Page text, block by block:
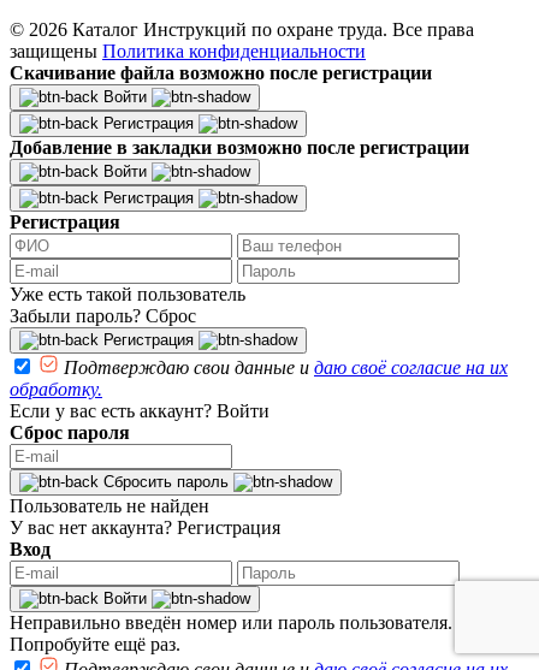
© 2026 Каталог Инструкций по охране труда. Все права
защищены Политика конфиденциальности
Скачивание файла возможно после регистрации
Войти
Регистрация
Добавление в закладки возможно после регистрации
Войти
Регистрация
Регистрация
Уже есть такой пользователь
Забыли пароль? Сброс
Регистрация
Подтверждаю свои данные и даю своё согласие на их
обработку.
Если у вас есть аккаунт? Войти
Сброс пароля
Сбросить пароль
Пользователь не найден
У вас нет аккаунта? Регистрация
Вход
Войти
Неправильно введён номер или пароль пользователя.
Попробуйте ещё раз.